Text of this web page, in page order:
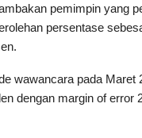
pemimpin yang
persentase
wawancara pada
dengan margin of error